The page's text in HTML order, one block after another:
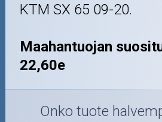
KTM SX 65 09-20.
Maahantuojan
22,60e
Onko tuote